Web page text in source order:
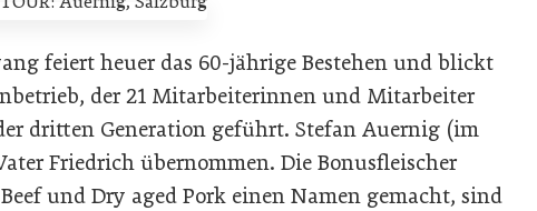
feiert heuer das 60-jährige Bestehen und blickt
der 21 Mitarbeiterinnen und Mitarbeiter
dritten Generation geführt. Stefan Auernig (im
Friedrich übernommen. Die Bonusfleischer
und Dry aged Pork einen Namen gemacht, sind